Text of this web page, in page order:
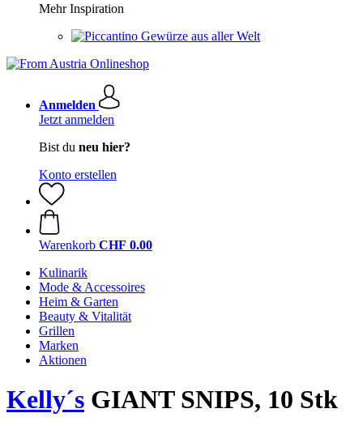
Mehr Inspiration
Gewürze aus aller Welt
Anmelden
Jetzt anmelden
Bist du neu hier?
Konto erstellen
Warenkorb CHF 0.00
Kulinarik
Mode & Accessoires
Heim & Garten
Beauty & Vitalität
Grillen
Marken
Aktionen
Kelly´s GIANT SNIPS, 10 Stk